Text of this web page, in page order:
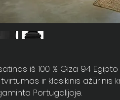
iš 100 % Giza 94
ir klasikinis ažūrinis
Portugalijoje.